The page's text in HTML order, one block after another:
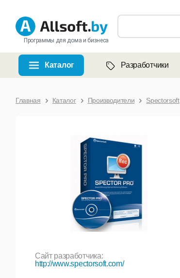
Программы для дома и бизнеса
Каталог Разработчики
Главная Каталог Производители Spectorsoft
Сайт разработчика:
http://www.spectorsoft.com/